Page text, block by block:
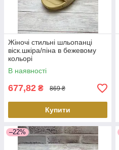
Жіночі стильні шльопанці
віск.шкіра/піна в бежевому
кольорі
В наявності
677,82 ₴ 869 ₴
Купити
–22%